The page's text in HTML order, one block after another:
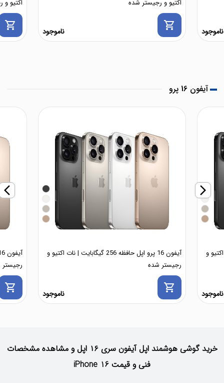
ناموجود
اکتیو و رجیستر شده
ناموجود
shopping_cart
اکتیو
shopping_cart
آیفون 16 پرو
| نات اکتیو و
ناموجود
آیفون 16 پرو اپل حافظه 256 گیگابایت | نات اکتیو و
رجیستر شده
ناموجود
shopping_cart
shopping_cart
arrow_forward_ios
arrow_back_ios_new
خرید گوشی هوشمند اپل آیفون سری ۱۶ اپل و مشاهده مشخصات
فنی و قیمت iPhone 16